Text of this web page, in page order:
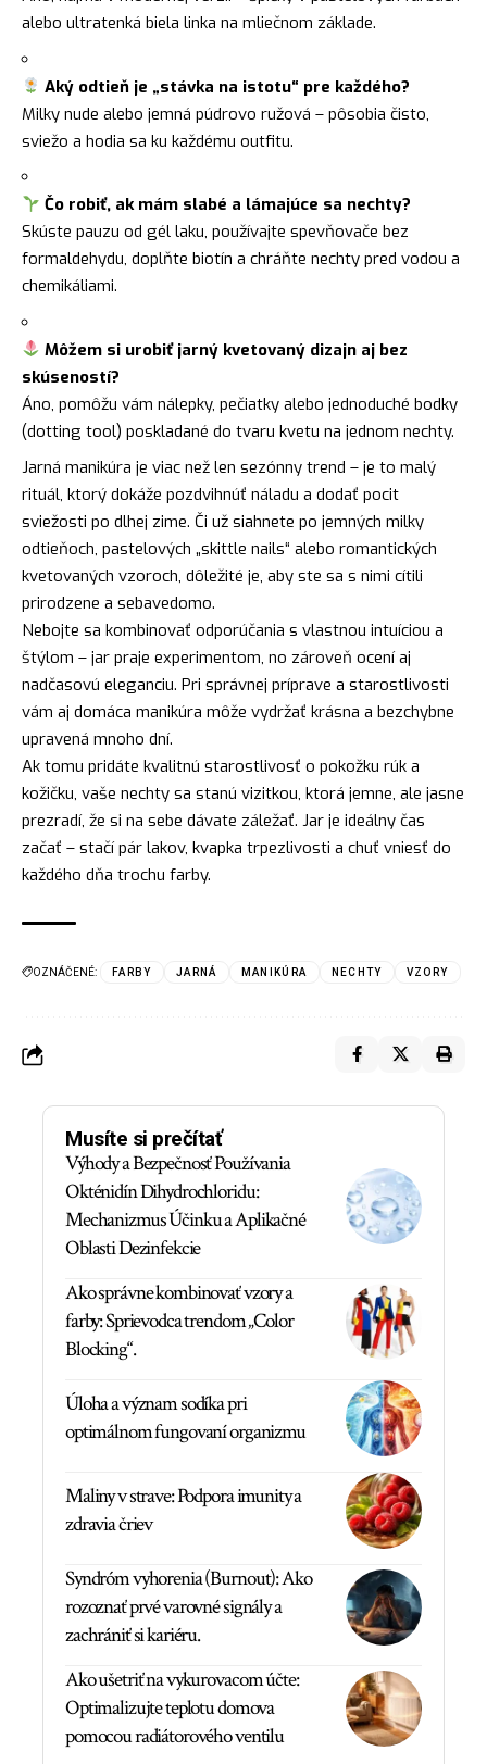
alebo ultratenká biela linka na mliečnom základe.
Aký odtieň je „stávka na istotu“ pre každého?
Milky nude alebo jemná púdrovo ružová – pôsobia čisto,
sviežo a hodia sa ku každému outfitu.
Čo robiť, ak mám slabé a lámajúce sa nechty?
Skúste pauzu od gél laku, používajte spevňovače bez
formaldehydu, doplňte biotín a chráňte nechty pred vodou a
chemikáliami.
Môžem si urobiť jarný kvetovaný dizajn aj bez
skúseností?
Áno, pomôžu vám nálepky, pečiatky alebo jednoduché bodky
(dotting tool) poskladané do tvaru kvetu na jednom nechty.
Jarná manikúra je viac než len sezónny trend – je to malý
rituál, ktorý dokáže pozdvihnúť náladu a dodať pocit
sviežosti po dlhej zime. Či už siahnete po jemných milky
odtieňoch, pastelových „skittle nails“ alebo romantických
kvetovaných vzoroch, dôležité je, aby ste sa s nimi cítili
prirodzene a sebavedomo.
Nebojte sa kombinovať odporúčania s vlastnou intuíciou a
štýlom – jar praje experimentom, no zároveň ocení aj
nadčasovú eleganciu. Pri správnej príprave a starostlivosti
vám aj domáca manikúra môže vydržať krásna a bezchybne
upravená mnoho dní.
Ak tomu pridáte kvalitnú starostlivosť o pokožku rúk a
kožičku, vaše nechty sa stanú vizitkou, ktorá jemne, ale jasne
prezradí, že si na sebe dávate záležať. Jar je ideálny čas
začať – stačí pár lakov, kvapka trpezlivosti a chuť vniesť do
každého dňa trochu farby.
OZNÁČENÉ: FARBY JARNÁ MANIKÚRA NECHTY VZORY
Musíte si prečítať
Výhody a Bezpečnosť Používania
Okténidín Dihydrochloridu:
Mechanizmus Účinku a Aplikačné
Oblasti Dezinfekcie
Ako správne kombinovať vzory a
farby: Sprievodca trendom „Color
Blocking“.
Úloha a význam sodíka pri
optimálnom fungovaní organizmu
Maliny v strave: Podpora imunity a
zdravia čriev
Syndróm vyhorenia (Burnout): Ako
rozoznať prvé varovné signály a
zachrániť si kariéru.
Ako ušetriť na vykurovacom účte:
Optimalizujte teplotu domova
pomocou radiátorového ventilu